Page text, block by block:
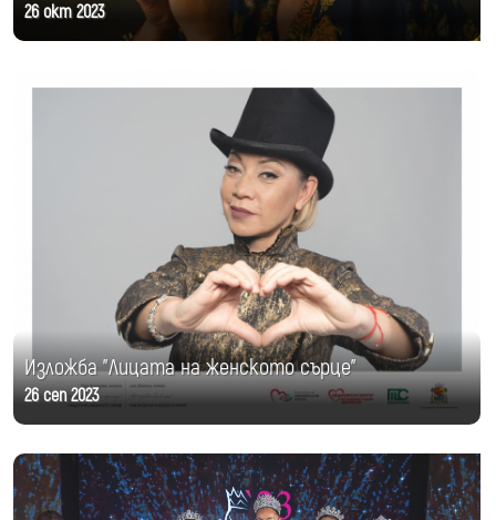
26 окт 2023
Изложба "Лицата на женското сърце"
26 сеп 2023